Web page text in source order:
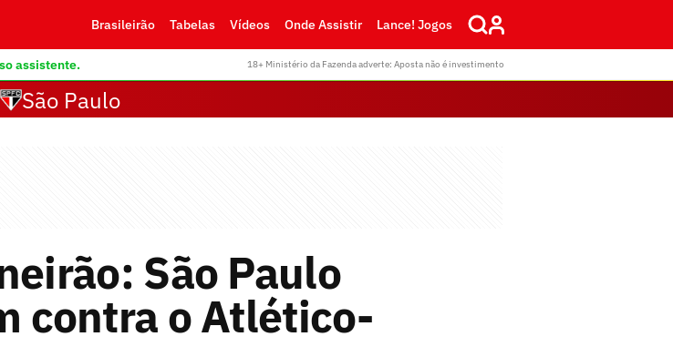
Brasileirão Tabelas Vídeos Onde Assistir Lance! Jogos
assistente. 18+ Ministério da Fazenda adverte: Aposta não é investimento
São Paulo
São Paulo
contra o Atlético-